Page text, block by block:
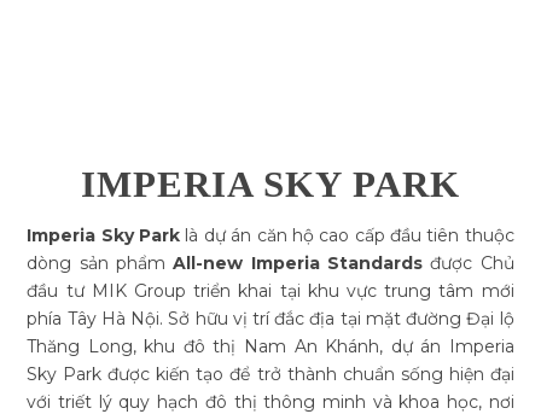
IMPERIA SKY PARK
Imperia Sky Park là dự án căn hộ cao cấp đầu tiên thuộc
dòng sản phẩmAll-new Imperia Standardsđược Chủ
đầu tư MIK Group triển khai tại khu vực trung tâm mới
phía Tây Hà Nội. Sở hữu vị trí đắc địa tại mặt đường Đại lộ
Thăng Long, khu đô thị Nam An Khánh, dự án Imperia
Sky Park được kiến tạo để trở thành chuẩn sống hiện đại
với triết lý quy hạch đô thị thông minh và khoa học, nơi